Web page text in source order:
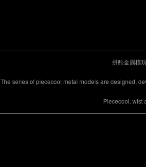
拼酷金属模
The series of piececool metal models are designed,
Piececool, wist